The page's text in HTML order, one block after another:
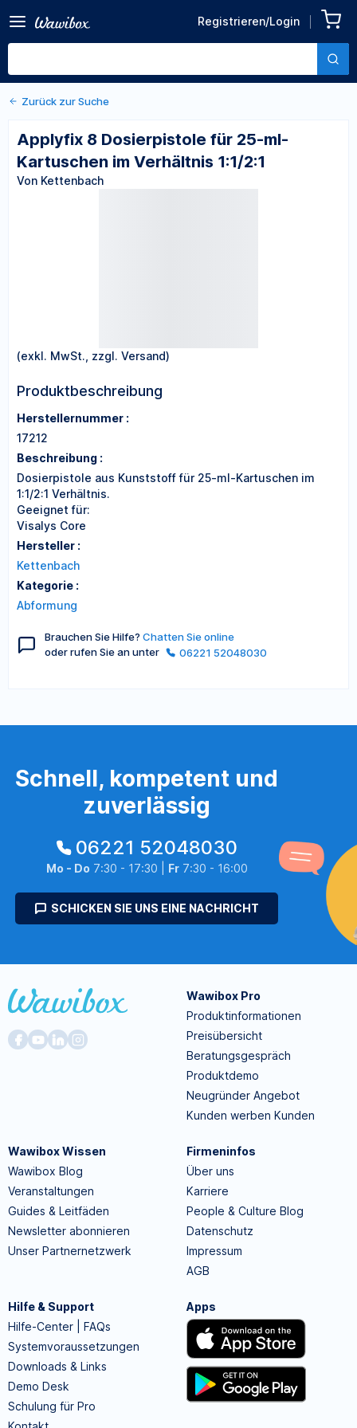
Registrieren/Login
25-ml-Kartuschen im
Verhältnis 1:1/2:1
Von Kettenbach
Zurück zu den Produktdetails
Zurück zur Suche
Applyfix 8 Dosierpistole für 25-ml-
Kartuschen im Verhältnis 1:1/2:1
Von Kettenbach
(exkl. MwSt., zzgl. Versand)
Produktbeschreibung
Herstellernummer :
17212
Beschreibung :
Dosierpistole aus Kunststoff für 25-ml-Kartuschen im
1:1/2:1 Verhältnis.
Geeignet für:
Visalys Core
Hersteller :
Kettenbach
Kategorie :
Abformung
Brauchen Sie Hilfe? Chatten Sie online
oder rufen Sie an unter
06221 52048030
Schnell, kompetent und
zuverlässig
06221 52048030
Mo - Do 7:30 - 17:30 | Fr7:30 - 16:00
SCHICKEN SIE UNS EINE NACHRICHT
Wawibox Pro
Produktinformationen
Preisübersicht
Beratungsgespräch
Produktdemo
Neugründer Angebot
Kunden werben Kunden
Wawibox Wissen
Wawibox Blog
Veranstaltungen
Guides & Leitfäden
Newsletter abonnieren
Unser Partnernetzwerk
Firmeninfos
Über uns
Karriere
People & Culture Blog
Datenschutz
Impressum
AGB
Hilfe & Support
Hilfe-Center | FAQs
Systemvoraussetzungen
Downloads & Links
Demo Desk
Schulung für Pro
Apps